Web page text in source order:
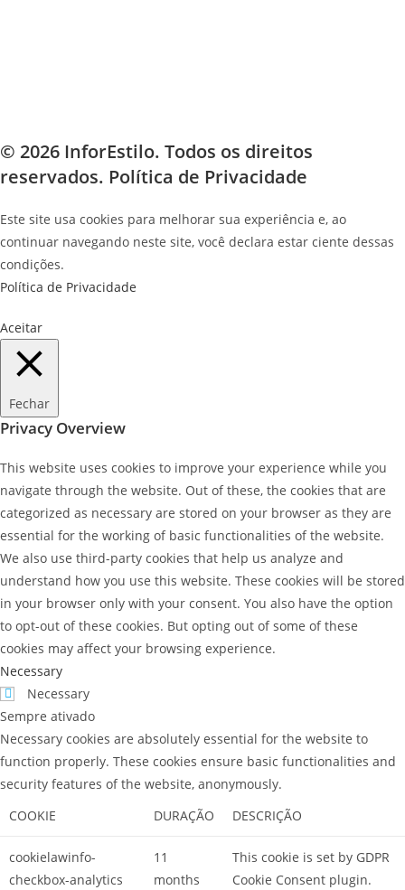
© 2026 InforEstilo. Todos os direitos
reservados. Política de Privacidade
Este site usa cookies para melhorar sua experiência e, ao
continuar navegando neste site, você declara estar ciente dessas
condições.
Política de Privacidade
Aceitar
Fechar
Privacy Overview
This website uses cookies to improve your experience while you
navigate through the website. Out of these, the cookies that are
categorized as necessary are stored on your browser as they are
essential for the working of basic functionalities of the website.
We also use third-party cookies that help us analyze and
understand how you use this website. These cookies will be stored
in your browser only with your consent. You also have the option
to opt-out of these cookies. But opting out of some of these
cookies may affect your browsing experience.
Necessary
Necessary
Sempre ativado
Necessary cookies are absolutely essential for the website to
function properly. These cookies ensure basic functionalities and
security features of the website, anonymously.
COOKIE
DURAÇÃO DESCRIÇÃO
cookielawinfo-
checkbox-analytics
11
months
This cookie is set by GDPR
Cookie Consent plugin.